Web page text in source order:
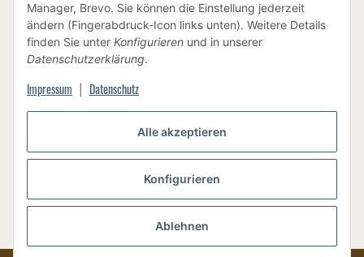
Alle akzeptieren
Konfigurieren
Ablehnen
Manager, Brevo. Sie können die Einstellung jederzeit
ändern (Fingerabdruck-Icon links unten). Weitere Details
finden Sie unter Konfigurieren und in unserer
Datenschutzerklärung.
Impressum Datenschutz
BEWUSSTE VERPACKUNG
Vertrag widerrufen
* Alle Preise inkl. gesetzlicher USt., zzgl.Versand